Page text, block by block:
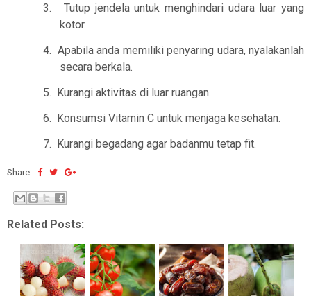
3.
Tutup jendela untuk menghindari udara luar yang
kotor.
4. Apabila anda memiliki penyaring udara, nyalakanlah
secara berkala.
5. Kurangi aktivitas di luar ruangan.
6. Konsumsi Vitamin C untuk menjaga kesehatan.
7. Kurangi begadang agar badanmu tetap fit.
Share:
Related Posts: